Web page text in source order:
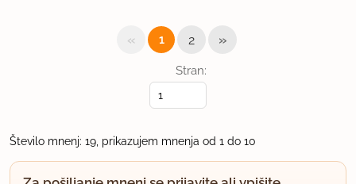
5457 sporočil
8.9.2009 ob 22:59
waw. bo treba poskusiti!
Stran:
« 1 2 »
Število mnenj: 19, prikazujem mnenja od 1 do 10